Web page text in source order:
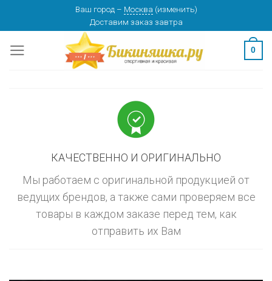
content
Ваш город – Москва (изменить)
Доставим заказ завтра
0
КАЧЕСТВЕННО И ОРИГИНАЛЬНО
Мы работаем с оригинальной продукцией от
ведущих брендов, а также сами проверяем все
товары в каждом заказе перед тем, как
отправить их Вам
изменить